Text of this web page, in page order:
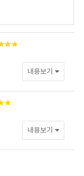
내용보기
내용보기